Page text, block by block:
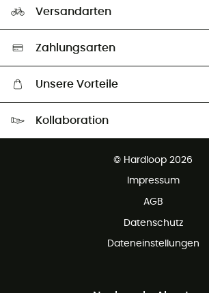
Vertrag widerrufen
Unsere Botschafter
Auswahl an nachhaltigen Produkten
Versandarten
Zahlungsarten
Unsere Vorteile
Kollaboration
© Hardloop 2026
Impressum
AGB
Datenschutz
Dateneinstellungen